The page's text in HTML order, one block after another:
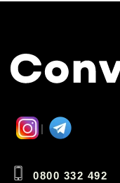
0800 332 492